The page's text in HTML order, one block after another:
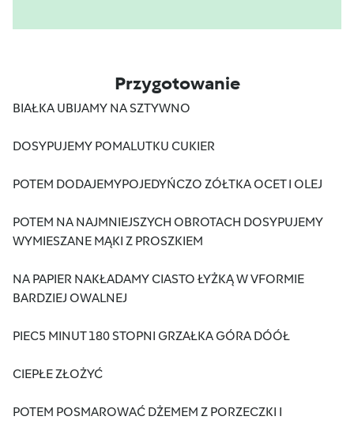
Przygotowanie
BIAŁKA UBIJAMY NA SZTYWNO
DOSYPUJEMY POMALUTKU CUKIER
POTEM DODAJEMYPOJEDYŃCZO ZÓŁTKA OCET I OLEJ
POTEM NA NAJMNIEJSZYCH OBROTACH DOSYPUJEMY
WYMIESZANE MĄKI Z PROSZKIEM
NA PAPIER NAKŁADAMY CIASTO ŁYŻKĄ W VFORMIE
BARDZIEJ OWALNEJ
PIEC5 MINUT 180 STOPNI GRZAŁKA GÓRA DÓÓŁ
CIEPŁE ZŁOŻYĆ
POTEM POSMAROWAĆ DŻEMEM Z PORZECZKI I